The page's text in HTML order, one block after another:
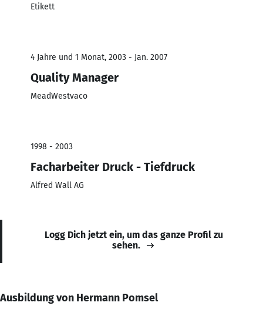
Etikett
4 Jahre und 1 Monat, 2003 - Jan. 2007
Quality Manager
MeadWestvaco
1998 - 2003
Facharbeiter Druck - Tiefdruck
Alfred Wall AG
Logg Dich jetzt ein, um das ganze Profil zu
sehen.
Ausbildung von Hermann Pomsel